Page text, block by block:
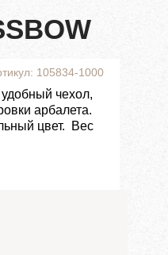
105834-1000
чехол,
арбалета.
цвет. Вес